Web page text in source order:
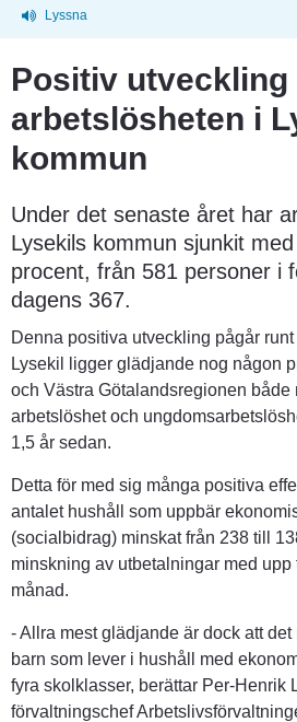
Lyssna
Positiv utveckling
arbetslösheten i
kommun
Under det senaste året har
Lysekils kommun sjunkit
procent, från 581 personer i
dagens 367.
Denna positiva utveckling pågår
Lysekil ligger glädjande nog någon
och Västra Götalandsregionen både
arbetslöshet och
1,5 år sedan.
Detta för med sig många positiva
antalet hushåll som uppbär
(socialbidrag) minskat från 238 till
minskning av utbetalningar med
månad.
- Allra mest glädjande är dock att
barn som lever i hushåll med
fyra skolklasser, berättar Per-Henrik
förvaltningschef